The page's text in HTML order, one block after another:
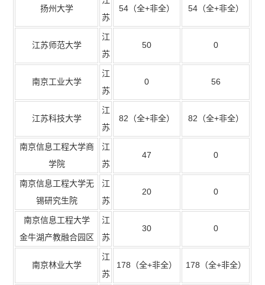
扬州大学
苏
54 （全+非全） 54（全+非全）
江苏师范大学
江
苏
50 0
南京工业大学
江
苏
0 56
江苏科技大学
江
苏
82 （全+非全） 82 （全+非全）
南京信息工程大学商
学院
江
苏
47 0
南京信息工程大学无
锡研究生院
江
苏
20 0
南京信息工程大学
金牛湖产教融合园区
江
苏
30 0
南京林业大学
江
苏
178 （全+非全） 178 （全+非全）